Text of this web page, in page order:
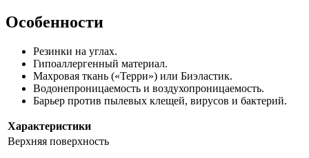
Особенности
Резинки на углах.
Гипоаллергенный материал.
Махровая ткань («Терри») или Биэластик.
Водонепроницаемость и воздухопроницаемость.
Барьер против пылевых клещей, вирусов и бактерий.
Характеристики
Верхняя поверхность